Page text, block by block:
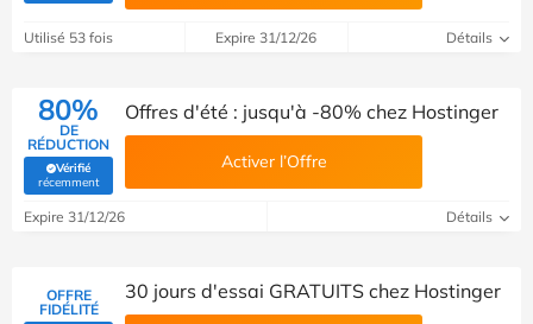
Utilisé 53 fois Expire 31/12/26 Détails
80%
DE
RÉDUCTION
Vérifié
récemment(Vérifié par Savoo)
Offres d'été : jusqu'à -80% chez Hostinger
Activer l’Offre
Expire 31/12/26 Détails
OFFRE
FIDÉLITÉ
30 jours d'essai GRATUITS chez Hostinger